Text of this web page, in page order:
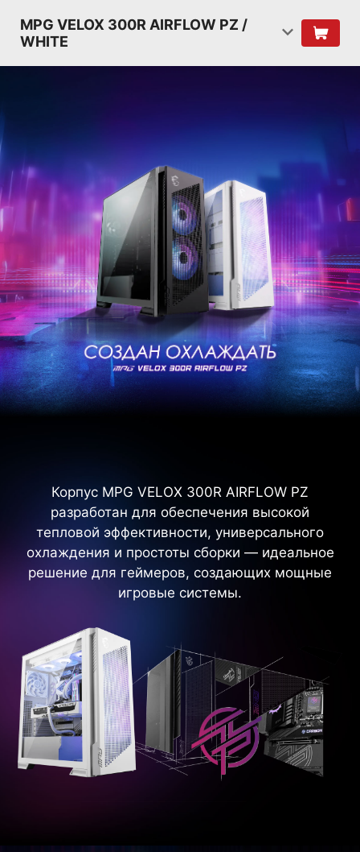
MPG VELOX 300R AIRFLOW PZ /
WHITE
Корпус MPG VELOX 300R AIRFLOW PZ
разработан для обеспечения высокой
тепловой эффективности, универсального
охлаждения и простоты сборки — идеальное
решение для геймеров, создающих мощные
игровые системы.